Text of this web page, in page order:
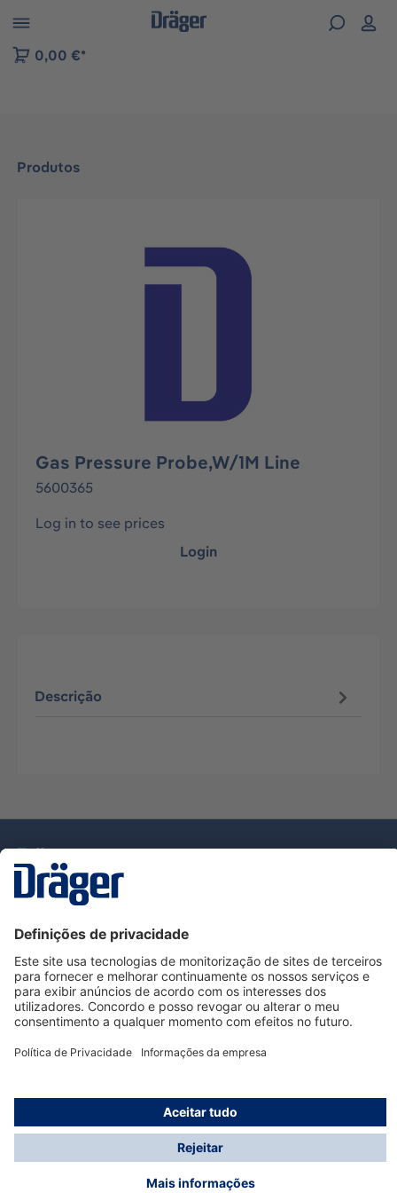
to B2B platform navigation
0,00 €*
Produtos
Ignorar galeria de imagens
Gas Pressure Probe,W/1M Line
5600365
Log in to see prices
Login
Descrição
Serviço de Apoio ao Cliente Dräger
Utilização da loja
Informações
© Dräger Portugal, Lda, 2024
* Todos os preços excl. IVA mais
possíveis taxas de entrega, se não for indicado o